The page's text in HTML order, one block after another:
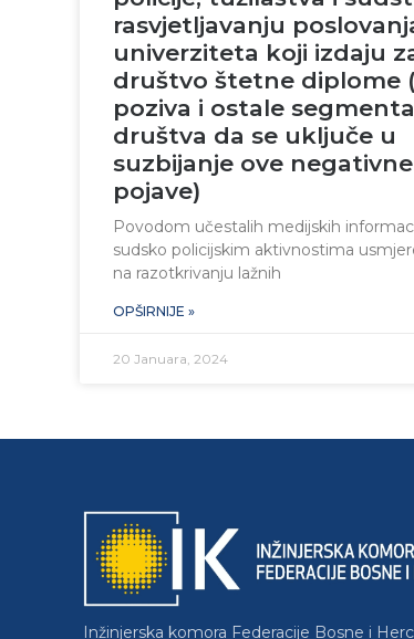
rasvjetljavanju
univerziteta koji izdaju
društvo štetne diplome
poziva i ostale segmenta
društva da se uključe u
suzbijanje ove negativne
pojave)
Povodom učestalih medijskih
sudsko policijskim aktivnostima
na razotkrivanju lažnih
OPŠIRNIJE »
20 Januara, 2024
Inžinjerska komora Federacije Bosne i